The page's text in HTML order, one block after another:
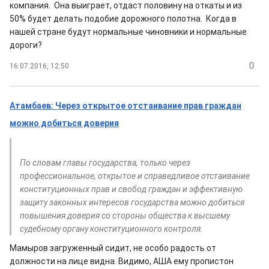
компания. Она выиграет, отдаст половину на откаты и из
50% будет делать подобие дорожного полотна. Когда в
нашей стране будут нормальные чиновники и нормальные
дороги?
16.07.2016, 12:50 0
Атамбаев: Через открытое отстаивание прав граждан
можно добиться доверия
По словам главы государства, только через
профессиональное, открытое и справедливое отстаивание
конституционных прав и свобод граждан и эффективную
защиту законных интересов государства можно добиться
повышения доверия со стороны общества к высшему
судебному органу конституционного контроля.
Мамыров загруженный сидит, не особо радость от
должности на лице видна. Видимо, АША ему пропистон